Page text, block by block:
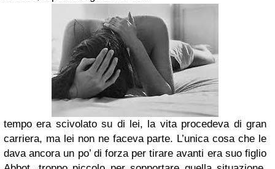
tempo era scivolato su di lei, la vita procedeva di gran
carriera, ma lei non ne faceva parte. L’unica cosa che le
dava ancora un po’ di forza per tirare avanti era suo figlio